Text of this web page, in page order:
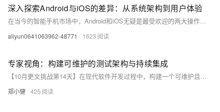
深入探索Android与iOS的差异：从系统架构到用户体验
在当今的智能手机市场中，Android和iOS无疑是最受欢迎的两大操作系统。本文旨在探讨这两个平台之间的主要差异，包括它们的系统架构、开发环境、安全性、以及用户体验等方面。通过对比分析，我们可以更好地理解为何不同的用户群体可能会偏好其中一个平台，以及这些偏好背后的技术原因。
aliyun0641063962-48771 1623
专家视角：构建可维护的测试架构与持续集成
【10月更文挑战第14天】在现代软件开发过程中，构建一个可维护且易于扩展的测试架构对于确保产品质量至关重要。本文将探讨如何设计这样的测试架构，并将单元测试无缝地融入持续集成（CI）流程之中。我们将讨论最佳实践、自动化测试部署、性能优化技巧以及如何管理和扩展日益增长的测试套件规模。
郑小健 425